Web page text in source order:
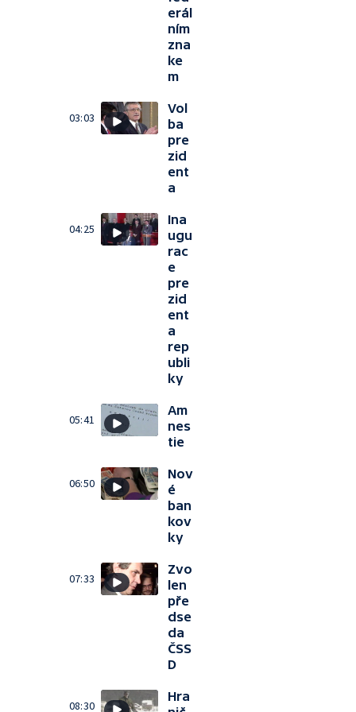
erál
ním
zna
ke
m
03:03
Vol
ba
pre
zid
ent
a
04:25
Ina
ugu
rac
e
pre
zid
ent
a
rep
ubli
ky
05:41
Am
nes
tie
06:50
Nov
é
ban
kov
ky
07:33
Zvo
len
pře
dse
da
ČSS
D
08:30
Hra